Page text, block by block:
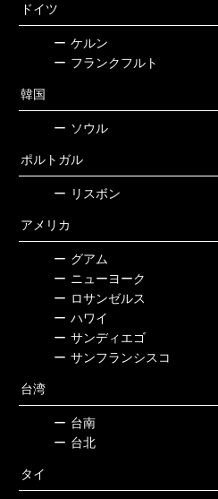
ドイツ
ー ケルン
ー フランクフルト
韓国
ー ソウル
ポルトガル
ー リスボン
アメリカ
ー グアム
ー ニューヨーク
ー ロサンゼルス
ー ハワイ
ー サンディエゴ
ー サンフランシスコ
台湾
ー 台南
ー 台北
タイ